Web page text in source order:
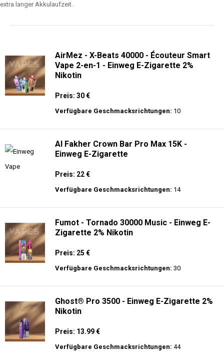
extra langer Akkulaufzeit.
AirMez - X-Beats 40000 - Écouteur Smart
Vape 2-en-1 - Einweg E-Zigarette 2%
Nikotin
Preis: 30 €
Verfügbare Geschmacksrichtungen: 10
Al Fakher Crown Bar Pro Max 15K -
Einweg E-Zigarette
Preis: 22 €
Verfügbare Geschmacksrichtungen: 14
Fumot - Tornado 30000 Music - Einweg E-
Zigarette 2% Nikotin
Preis: 25 €
Verfügbare Geschmacksrichtungen: 30
Ghost® Pro 3500 - Einweg E-Zigarette 2%
Nikotin
Preis: 13.99 €
Verfügbare Geschmacksrichtungen: 44